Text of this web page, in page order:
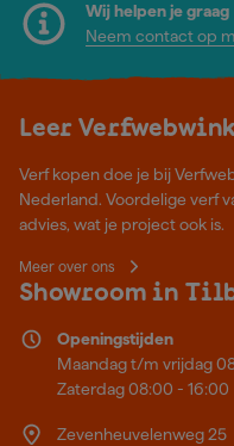
Wij helpen je graag
Neem contact op
Leer
Verf kopen doe je bij
Nederland. Voordelige verf
advies, wat je project ook is.
Meer over ons
Showroom in
Openingstijden
Maandag t/m vrijdag
Zaterdag 08:00 - 16:00
Zevenheuvelenweg 25